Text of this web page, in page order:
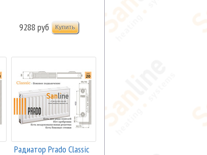
9288 руб
Радиатор Prado Classic